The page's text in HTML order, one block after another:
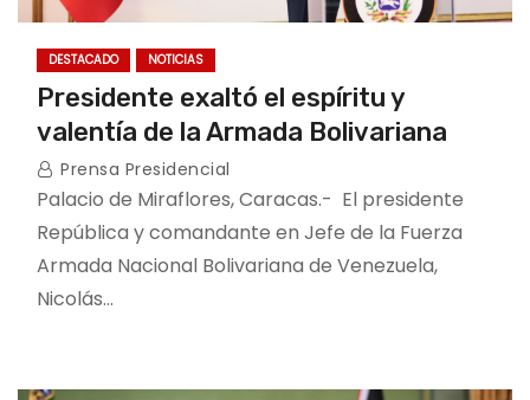
DESTACADO NOTICIAS
Presidente exaltó el espíritu y
valentía de la Armada Bolivariana
Prensa Presidencial
Palacio de Miraflores, Caracas.- El presidente
República y comandante en Jefe de la Fuerza
Armada Nacional Bolivariana de Venezuela,
Nicolás…